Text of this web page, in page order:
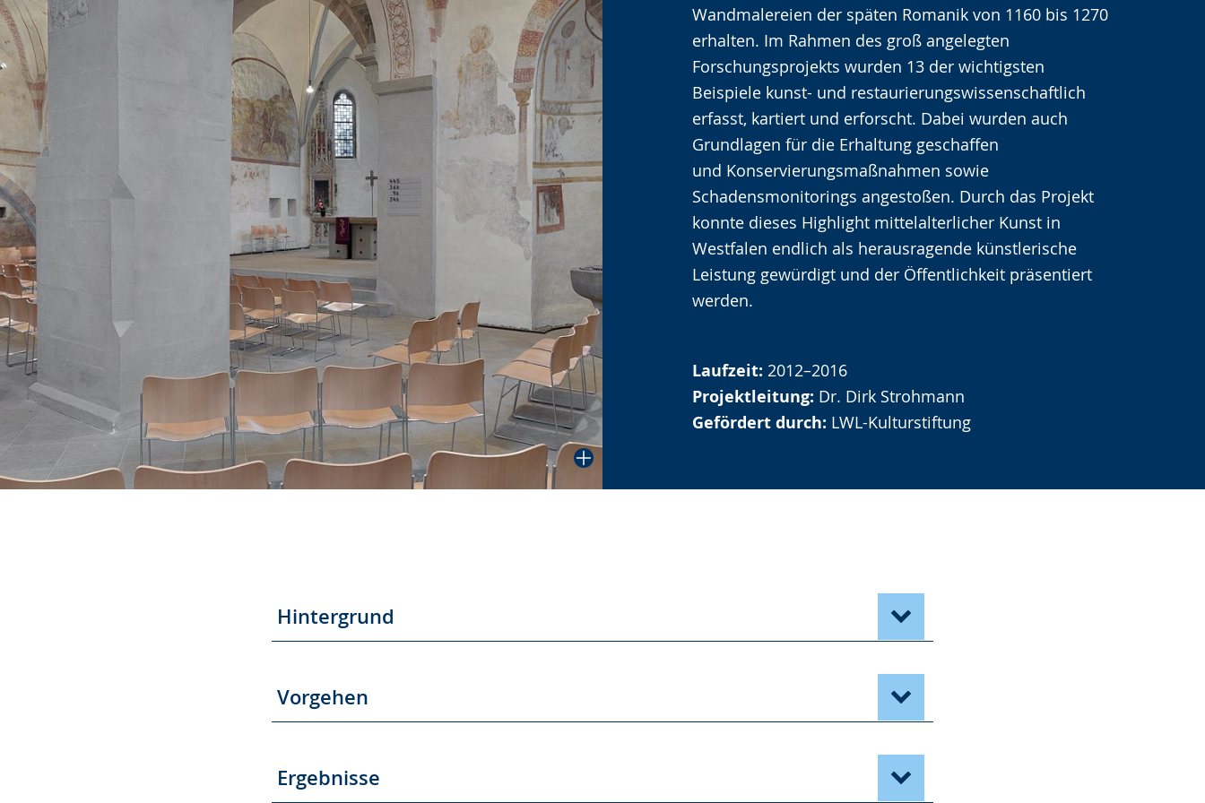
Wandmalereien der späten Romanik von 1160 bis 1270
erhalten. Im Rahmen des groß angelegten
Forschungsprojekts wurden 13 der wichtigsten
Beispiele kunst- und restaurierungswissenschaftlich
erfasst, kartiert und erforscht. Dabei wurden auch
Grundlagen für die Erhaltung geschaffen
und Konservierungsmaßnahmen sowie
Schadensmonitorings angestoßen. Durch das Projekt
konnte dieses Highlight mittelalterlicher Kunst in
Westfalen endlich als herausragende künstlerische
Leistung gewürdigt und der Öffentlichkeit präsentiert
werden.
Laufzeit: 2012–2016
Projektleitung: Dr. Dirk Strohmann
Gefördert durch: LWL-Kulturstiftung
angezeigt.
Hintergrund
Vorgehen
Ergebnisse